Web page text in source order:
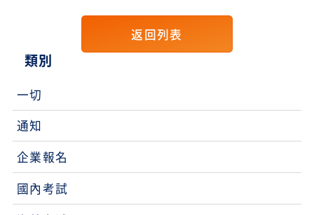
返回列表
類別
一切
通知
企業報名
國內考試